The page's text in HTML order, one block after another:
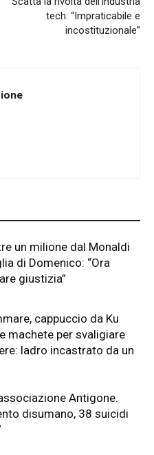
tech: “Impraticabile e
incostituzionale”
un milione dal Monaldi
di Domenico: “Ora
giustizia”
cappuccio da Ku
machete per svaligiare
ladro incastrato da un
Antigone.
disumano, 38 suicidi